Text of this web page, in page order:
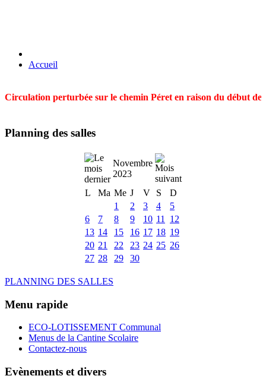
Accueil
Circulation perturbée sur le chemin Péret en raison du début
Planning des salles
Novembre
2023
L
Ma Me J V S
D
1
2 3 4
5
6
7 8 9 10 11
12
13 14 15 16 17 18 19
20 21 22 23 24 25 26
27 28 29 30
PLANNING DES SALLES
Menu rapide
ECO-LOTISSEMENT Communal
Menus de la Cantine Scolaire
Contactez-nous
Evènements et divers